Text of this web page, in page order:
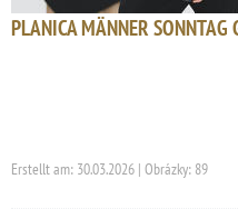
PLANICA MÄNNER SONNTAG
Erstellt am: 30.03.2026 | Obrázky: 89